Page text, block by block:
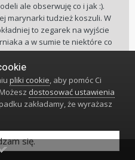
ale obserwuję co i jak :).
marynarki tudzież koszuli. W
to zegarek na wyjście
a w sumie te niektóre co
chyba... Wziąlbym seiko
mi wpadł w około ale drogo
zamiast kombinować z tym
kupić...
pliki cookie, aby pomóc Ci
dostosować ustawienia
zakładamy, że wyrażasz
się.